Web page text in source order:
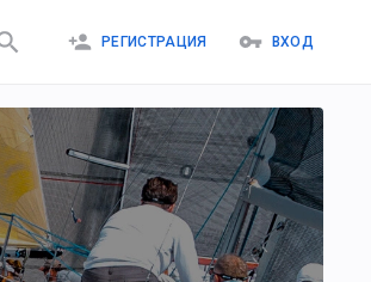
РЕГИСТРАЦИЯ ВХОД